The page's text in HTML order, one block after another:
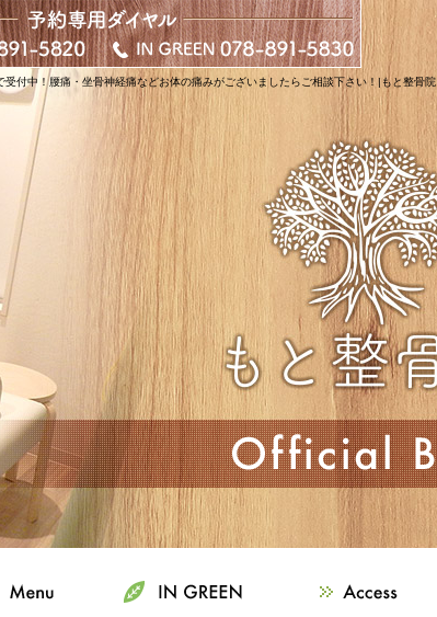
付中！腰痛・坐骨神経痛などお体の痛みがございましたらご相談下さい！|もと整骨院